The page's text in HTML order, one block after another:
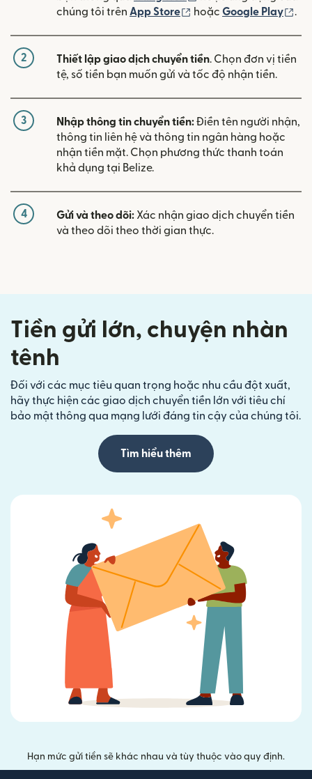
chúng tôi trên App Store (mở trong cửa sổ mới)
hoặc Google Play .
2 Thiết lập giao dịch chuyển tiền. Chọn đơn vị tiền
tệ, số tiền bạn muốn gửi và tốc độ nhận tiền.
3 Nhập thông tin chuyển tiền:Điền tên người nhận,
thông tin liên hệ và thông tin ngân hàng hoặc
nhận tiền mặt. Chọn phương thức thanh toán
khả dụng tại Belize.
4 Gửi và theo dõi: Xác nhận giao dịch chuyển tiền
và theo dõi theo thời gian thực.
Tiền gửi lớn, chuyện nhàn
tênh
Đối với các mục tiêu quan trọng hoặc nhu cầu đột xuất,
hãy thực hiện các giao dịch chuyển tiền lớn với tiêu chí
bảo mật thông qua mạng lưới đáng tin cậy của chúng tôi.
Tìm hiểu thêm
Hạn mức gửi tiền sẽ khác nhau và tùy thuộc vào quy định.